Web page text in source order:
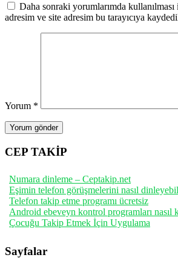
Daha sonraki yorumlarımda kullanılması
adresim ve site adresim bu tarayıcıya
Yorum *
CEP TAKİP
Numara dinleme – Ceptakip.net
Eşimin telefon görüşmelerini nasıl
Telefon takip etme programı ücretsiz
Android ebeveyn kontrol programları nasıl
Çocuğu Takip Etmek İçin Uygulama
Sayfalar